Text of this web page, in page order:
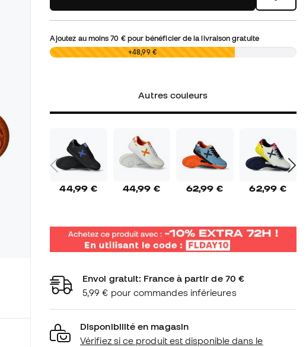
Ajoutez au moins70 €pour bénéficier de la livraison gratuite
0,00 € +48,99 €
Autres couleurs
44,99 € 44,99 € 62,99 € 62,99 €
Envoi gratuit: France à partir de 70 €
5,99 € pour commandes inférieures
Disponibilité en magasin
Vérifiez si ce produit est disponible dans le